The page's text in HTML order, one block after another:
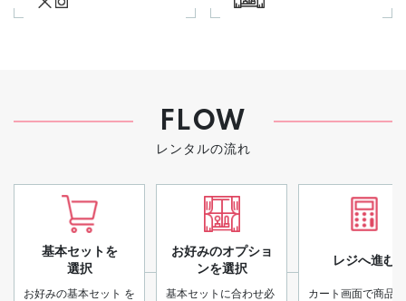
FLOW
レンタルの流れ
基本セットを
選択
お好みの基本セット を
お好みのオプショ
ンを選択
基本セットに合わせ必
レジへ進む
カート画面で商品